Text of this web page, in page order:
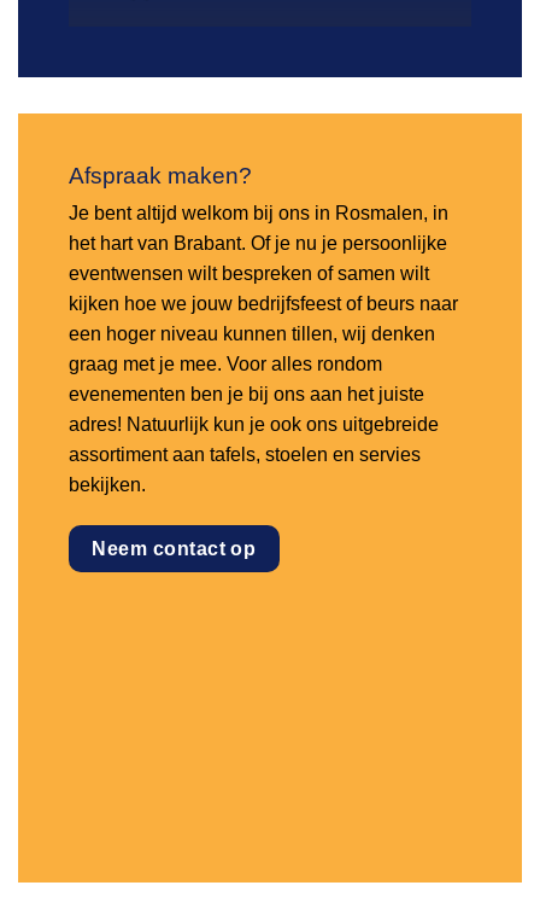
Afspraak maken?
Je bent altijd welkom bij ons in Rosmalen, in
het hart van Brabant. Of je nu je persoonlijke
eventwensen wilt bespreken of samen wilt
kijken hoe we jouw bedrijfsfeest of beurs naar
een hoger niveau kunnen tillen, wij denken
graag met je mee. Voor alles rondom
evenementen ben je bij ons aan het juiste
adres! Natuurlijk kun je ook ons uitgebreide
assortiment aan tafels, stoelen en servies
bekijken.
Neem contact op